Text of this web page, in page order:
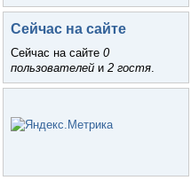
Сейчас на сайте
Сейчас на сайте 0
пользователей и 2 гостя.